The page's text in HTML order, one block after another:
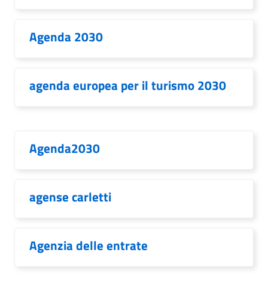
Agenda 2030
agenda europea per il turismo 2030
Agenda2030
agense carletti
Agenzia delle entrate